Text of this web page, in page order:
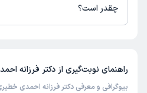
چقدر است؟
راهنمای نوبت‌گیری از دکتر فرزانه
بیوگرافی و معرفی دکتر فرزانه احمدی